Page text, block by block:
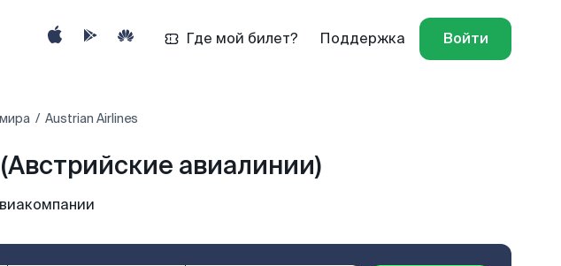
Где мой билет? Поддержка Войти
Austrian Airlines
авиалинии)